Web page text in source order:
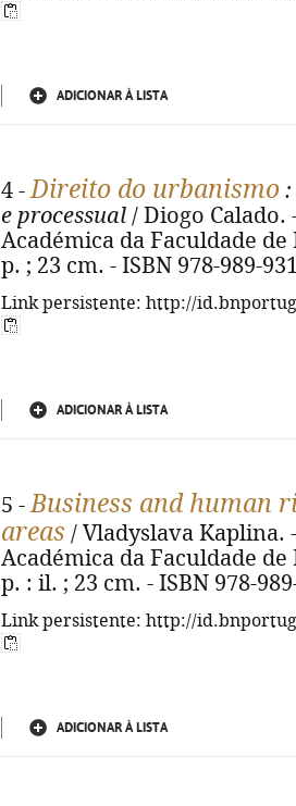
ADICIONAR À LISTA
4 -Direito do urbanismo :
e processual / Diogo Calado.
Académica da Faculdade
p. ; 23 cm. - ISBN 978-989-
Link persistente: http://
ADICIONAR À LISTA
5 -Business and human
areas / Vladyslava Kaplina.
Académica da Faculdade
p. : il. ; 23 cm. - ISBN 978-
Link persistente: http://
ADICIONAR À LISTA